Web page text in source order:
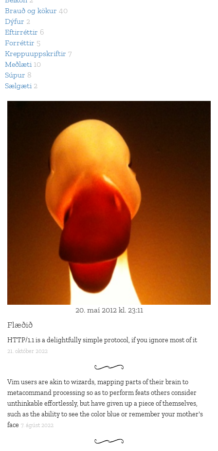
Brauð og kökur 40
Dýfur 2
Eftirréttir 6
Forréttir 5
Kreppuuppskriftir 7
Meðlæti 10
Súpur 8
Sælgæti 2
20. maí 2012 kl. 23:11
Flæðið
HTTP/1.1 is a delightfully simple protocol, if you ignore most of it
21. október 2022
Vim users are akin to wizards, mapping parts of their brain to
metacommand processing so as to perform feats others consider
unthinkable effortlessly, but have given up a piece of themselves,
such as the ability to see the color blue or remember your mother's
face 7. ágúst 2022